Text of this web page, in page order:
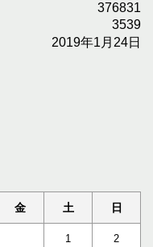
376831
3539
2019年1月24日
金 土 日
1 2